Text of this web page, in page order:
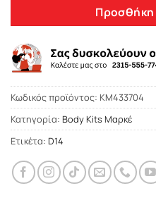
Προσθήκη
Κωδικός προϊόντος: KM433704
Κατηγορία: Body Kits Μαρκέ
Ετικέτα: D14